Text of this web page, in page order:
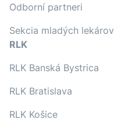
Odborní partneri
Sekcia mladých lekárov
RLK
RLK Banská Bystrica
RLK Bratislava
RLK Košice